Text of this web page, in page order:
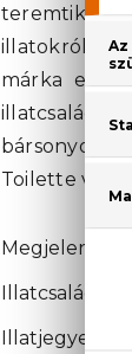
teremtik
illatokról, a
márka
illatcsalád
bársonyos
Toilette
Megjelenési
Illatcsalád:
Illatjegyek: